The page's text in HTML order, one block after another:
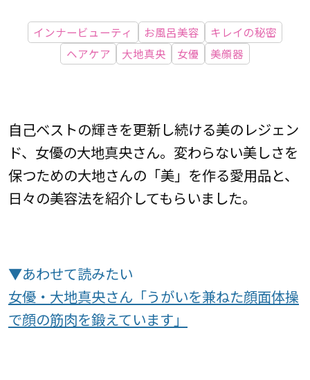
インナービューティ お風呂美容
キレイの秘密
ヘアケア
大地真央 女優 美顔器
自己ベストの輝きを更新し続ける美のレジェン
ド、女優の大地真央さん。変わらない美しさを
保つための大地さんの「美」を作る愛用品と、
日々の美容法を紹介してもらいました。
▼あわせて読みたい
女優・大地真央さん「うがいを兼ねた顔面体操
で顔の筋肉を鍛えています」